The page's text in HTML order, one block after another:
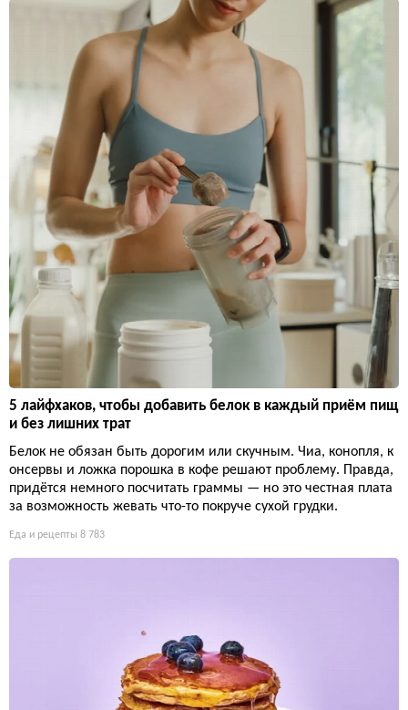
5 лайфхаков, чтобы добавить белок в каждый приём пищ
и без лишних трат
Белок не обязан быть дорогим или скучным. Чиа, конопля, к
онсервы и ложка порошка в кофе решают проблему. Правда,
придётся немного посчитать граммы — но это честная плата
за возможность жевать что-то покруче сухой грудки.
Еда и рецепты 8 783